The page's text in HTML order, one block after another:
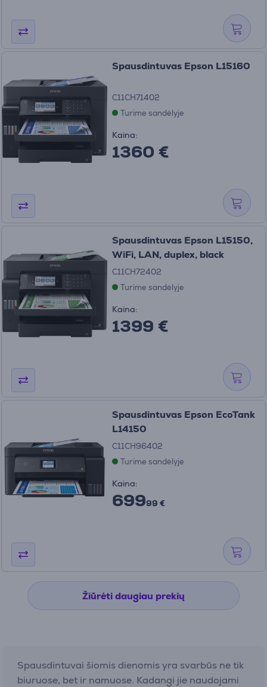
Spausdintuvas Epson L15160
C11CH71402
Turime sandėlyje
Kaina:
1360 €
Spausdintuvas Epson L15150,
WiFi, LAN, duplex, black
C11CH72402
Turime sandėlyje
Kaina:
1399 €
Spausdintuvas Epson EcoTank
L14150
C11CH96402
Turime sandėlyje
Kaina:
69999 €
Žiūrėti daugiau prekių
Spausdintuvai šiomis dienomis yra svarbūs ne tik
biuruose, bet ir namuose. Kadangi jie naudojami